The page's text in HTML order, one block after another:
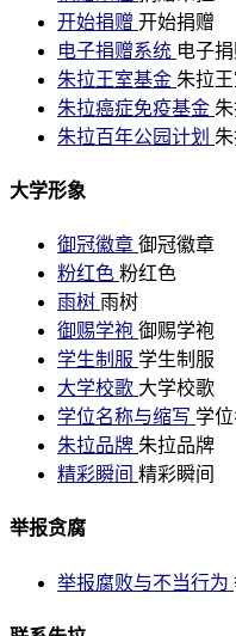
开始捐赠 开始捐赠
电子捐赠系统 电子
朱拉王室基金 朱拉
朱拉癌症免疫基金
朱拉百年公园计划
大学形象
御冠徽章 御冠徽章
粉红色 粉红色
雨树 雨树
御赐学袍 御赐学袍
学生制服 学生制服
大学校歌 大学校歌
学位名称与缩写 学
朱拉品牌 朱拉品牌
精彩瞬间 精彩瞬间
举报贪腐
举报腐败与不当行为